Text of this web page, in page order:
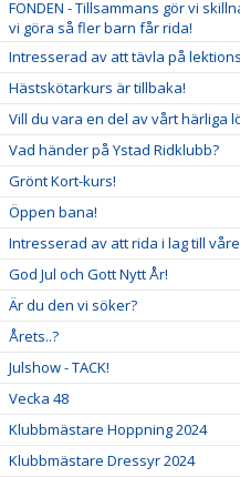
FONDEN - Tillsammans gör vi
vi göra så fler barn får rida!
Intresserad av att tävla på
Hästskötarkurs är tillbaka!
Vill du vara en del av vårt härliga
Vad händer på Ystad Ridklubb?
Grönt Kort-kurs!
Öppen bana!
Intresserad av att rida i lag till
God Jul och Gott Nytt År!
Är du den vi söker?
Årets..?
Julshow - TACK!
Vecka 48
Klubbmästare Hoppning 2024
Klubbmästare Dressyr 2024